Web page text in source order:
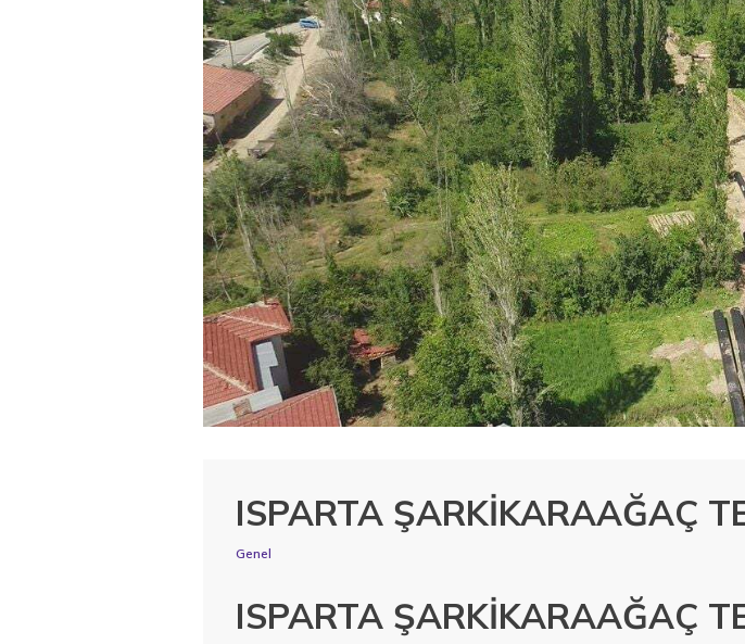
ISPARTA ŞARKİKARAAĞAÇ
Genel
ISPARTA ŞARKİKARAAĞAÇ